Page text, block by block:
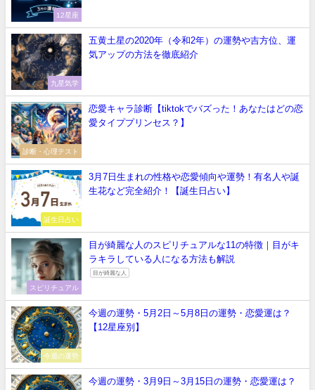
12星座
九星気学
五黄土星の2020年（令和2年）の運勢や吉方位、運
気アップの方法を徹底紹介
診断・心理テスト
恋愛キャラ診断【tiktokでバズった！あなたはどの恋
愛タイププリンセス？】
誕生日占い
3月7日生まれの性格や恋愛傾向や運勢！有名人や誕
生花など完全紹介！【誕生日占い】
スピリチュアル
目が綺麗な人のスピリチュアルな11の特徴｜目がキ
ラキラしている人になる方法も解説
目が綺麗な人
今週の運勢
今週の運勢・5月2日～5月8日の運勢・恋愛運は？
【12星座別】
今週の運勢・3月9日～3月15日の運勢・恋愛運は？